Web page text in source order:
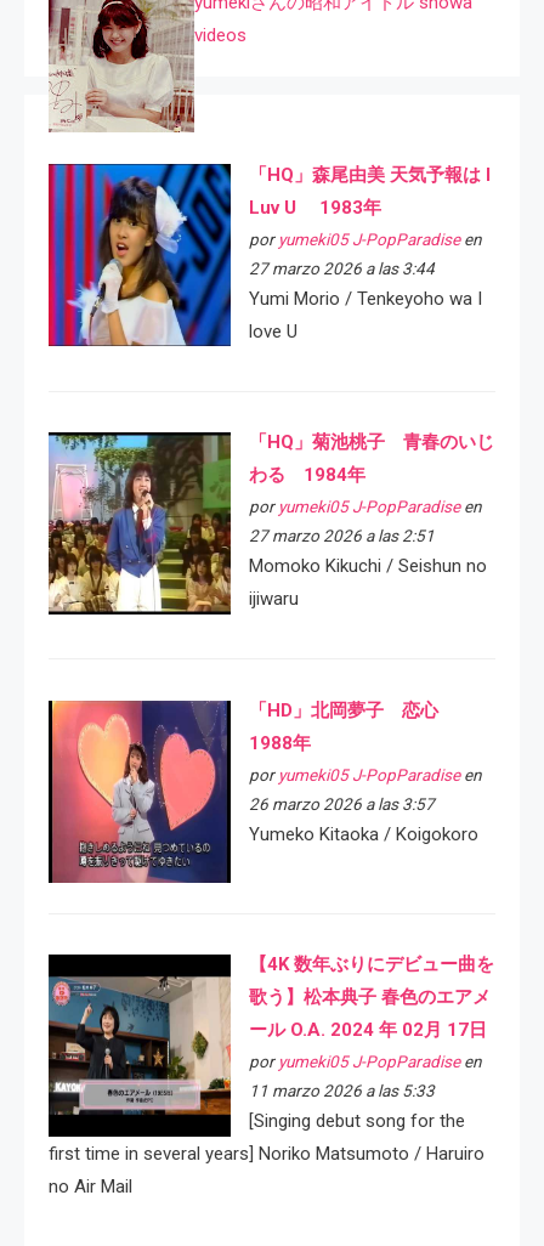
videos
「HQ」森尾由美 天気予報は I
Luv U 1983年
por yumeki05 J-PopParadiseen
27 marzo 2026 a las 3:44
Yumi Morio / Tenkeyoho wa I
love U
「HQ」菊池桃子 青春のいじ
わる 1984年
por yumeki05 J-PopParadiseen
27 marzo 2026 a las 2:51
Momoko Kikuchi / Seishun no
ijiwaru
「HD」北岡夢子 恋心
1988年
por yumeki05 J-PopParadiseen
26 marzo 2026 a las 3:57
Yumeko Kitaoka / Koigokoro
【4K 数年ぶりにデビュー曲を
歌う】松本典子 春色のエアメ
ール O.A. 2024 年 02月 17日
por yumeki05 J-PopParadiseen
11 marzo 2026 a las 5:33
[Singing debut song for the
first time in several years] Noriko Matsumoto / Haruiro
no Air Mail